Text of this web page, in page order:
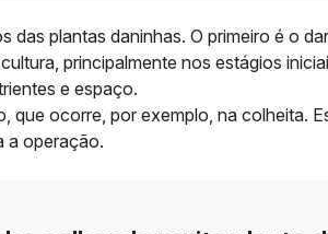
das plantas daninhas. O primeiro é o
principalmente nos estágios
e espaço.
, que ocorre, por exemplo, na colheita.
a operação.